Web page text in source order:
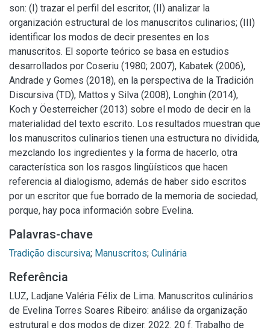
son: (I) trazar el perfil del escritor, (II) analizar la
organización estructural de los manuscritos culinarios; (III)
identificar los modos de decir presentes en los
manuscritos. El soporte teórico se basa en estudios
desarrollados por Coseriu (1980; 2007), Kabatek (2006),
Andrade y Gomes (2018), en la perspectiva de la Tradición
Discursiva (TD), Mattos y Silva (2008), Longhin (2014),
Koch y Öesterreicher (2013) sobre el modo de decir en la
materialidad del texto escrito. Los resultados muestran que
los manuscritos culinarios tienen una estructura no dividida,
mezclando los ingredientes y la forma de hacerlo, otra
característica son los rasgos lingüísticos que hacen
referencia al dialogismo, además de haber sido escritos
por un escritor que fue borrado de la memoria de sociedad,
porque, hay poca información sobre Evelina.
Palavras-chave
Tradição discursiva; Manuscritos; Culinária
Referência
LUZ, Ladjane Valéria Félix de Lima. Manuscritos culinários
de Evelina Torres Soares Ribeiro: análise da organização
estrutural e dos modos de dizer. 2022. 20 f. Trabalho de